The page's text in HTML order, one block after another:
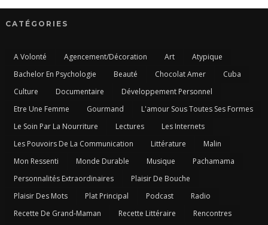
CATÉGORIES
A Volonté Agencement/Décoration Art
Atypique
Bachelor En Psychologie
Beauté Chocolat Amer
Cuba
Culture
Documentaire
Développement Personnel
Etre Une Femme
Gourmand
L'amour Sous Toutes Ses Formes
Le Soin Par La Nourriture
Lectures
Les Internets
Les Pouvoirs De La Communication
Littérature
Malin
Mon Ressenti
Monde Durable Musique
Pachamama
Personnalités Extraordinaires
Plaisir De Bouche
Plaisir Des Mots
Plat Principal Podcast
Radio
Recette De Grand-Maman
Recette Littéraire
Rencontres